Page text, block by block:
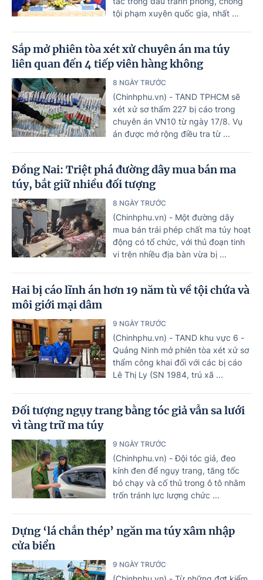
tội phạm xuyên quốc gia, nhất ...
Sắp mở phiên tòa xét xử chuyên án ma túy
liên quan đến 4 tiếp viên hàng không
8 NGÀY TRƯỚC
(Chinhphu.vn) - TAND TPHCM sẽ
xét xử sơ thẩm 227 bị cáo trong
chuyên án VN10 từ ngày 17/8. Vụ
án được mở rộng điều tra từ ...
Đồng Nai: Triệt phá đường dây mua bán ma
túy, bắt giữ nhiều đối tượng
8 NGÀY TRƯỚC
(Chinhphu.vn) - Một đường dây
mua bán trái phép chất ma túy hoạt
động có tổ chức, với thủ đoạn tinh
vi trên nhiều địa bàn vừa bị ...
Hai bị cáo lĩnh án hơn 19 năm tù về tội chứa và
môi giới mại dâm
9 NGÀY TRƯỚC
(Chinhphu.vn) - TAND khu vực 6 -
Quảng Ninh mở phiên tòa xét xử sơ
thẩm công khai đối với các bị cáo
Lê Thị Ly (SN 1984, trú xã ...
Đối tượng ngụy trang bằng tóc giả vẫn sa lưới
vì tàng trữ ma túy
9 NGÀY TRƯỚC
(Chinhphu.vn) - Đội tóc giả, đeo
kính đen để ngụy trang, tăng tốc
bỏ chạy và cố thủ trong ô tô nhằm
trốn tránh lực lượng chức ...
Dựng ‘lá chắn thép’ ngăn ma túy xâm nhập
cửa biển
9 NGÀY TRƯỚC